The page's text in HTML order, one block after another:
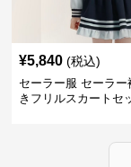
¥5,840 (税込)
セーラー服 セーラー
きフリルスカートセ